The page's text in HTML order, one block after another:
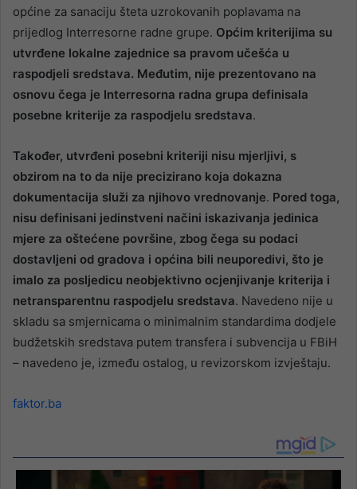
općine za sanaciju šteta uzrokovanih poplavama na
prijedlog Interresorne radne grupe. Općim kriterijima su
utvrđene lokalne zajednice sa pravom učešća u
raspodjeli sredstava. Međutim, nije prezentovano na
osnovu čega je Interresorna radna grupa definisala
posebne kriterije za raspodjelu sredstava.
Također, utvrđeni posebni kriteriji nisu mjerljivi, s
obzirom na to da nije precizirano koja dokazna
dokumentacija služi za njihovo vrednovanje. Pored toga,
nisu definisani jedinstveni načini iskazivanja jedinica
mjere za oštećene površine, zbog čega su podaci
dostavljeni od gradova i općina bili neuporedivi, što je
imalo za posljedicu neobjektivno ocjenjivanje kriterija i
netransparentnu raspodjelu sredstava. Navedeno nije u
skladu sa smjernicama o minimalnim standardima dodjele
budžetskih sredstava putem transfera i subvencija u FBiH
– navedeno je, između ostalog, u revizorskom izvještaju.
faktor.ba